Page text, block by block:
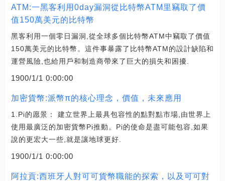
ATM:一黑客利用0day漏洞從比特幣ATM里竊取了價
值150萬美元的比特幣
黑客利用一個零日漏洞,從全球多個比特幣ATM中竊取了價值
150萬美元的比特幣。這件事暴露了比特幣ATM的設計缺陷和
運營風險,也給用戶和制造商帶來了巨大的損失和困擾.
1900/1/1 0:00:00
加密貨幣:派幣π的核心理念，價值，未來應用
1.Pi的愿景： 建立世界上最具包容性的點對點市場,由世界上
使用最廣泛的加密貨幣Pi推動。Pi的使命是盡可能包容,如果
說的更宏大一些,就是讓地球更好.
1900/1/1 0:00:00
阿拉貢:西班牙人對可可貨幣職能的探索，以及可可對